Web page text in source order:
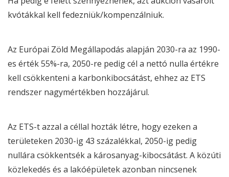
kvótákkal kell fedezniük/kompenzálniuk.
Az Európai Zöld Megállapodás alapján 2030-ra az 1990-
es érték 55%-ra, 2050-re pedig cél a nettó nulla értékre
kell csökkenteni a karbonkibocsátást, ehhez az ETS
rendszer nagymértékben hozzájárul.
Az ETS-t azzal a céllal hozták létre, hogy ezeken a
területeken 2030-ig 43 százalékkal, 2050-ig pedig
nullára csökkentsék a károsanyag-kibocsátást. A közúti
közlekedés és a lakóépületek azonban nincsenek